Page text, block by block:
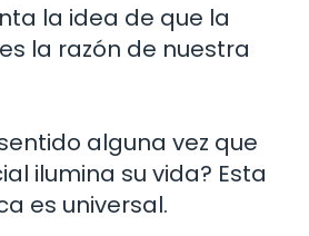
la idea de que la
la razón de nuestra
alguna vez que
ilumina su vida? Esta
es universal.